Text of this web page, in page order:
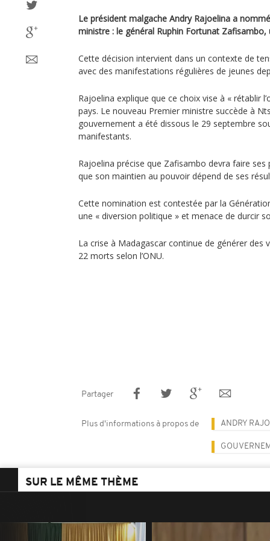
Le président malgache Andry Rajoelina a
ministre : le général Ruphin Fortunat Zafisambo,
Cette décision intervient dans un contexte de
avec des manifestations régulières de jeunes
Rajoelina explique que ce choix vise à « rétablir
pays. Le nouveau Premier ministre succède à
gouvernement a été dissous le 29 septembre
manifestants.
Rajoelina précise que Zafisambo devra faire
que son maintien au pouvoir dépend de ses
Cette nomination est contestée par la
une « diversion politique » et menace de durcir
La crise à Madagascar continue de générer des
22 morts selon l’ONU.
Partager
Plus d'informations à propos de ANDRY
SUR LE MÊME THÈME